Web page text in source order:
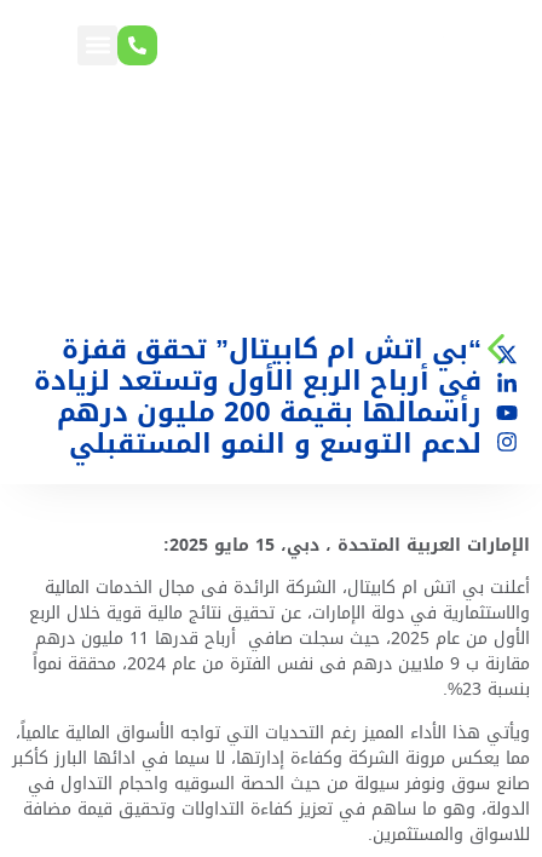
“بي اتش ام كابيتال” تحقق قفزة
في أرباح الربع الأول وتستعد لزيادة
رأسمالها بقيمة 200 مليون درهم
لدعم التوسع و النمو المستقبلي
الإمارات العربية المتحدة ، دبي، مايو
أعلنت بي اتش ام كابيتال، الشركة الرائدة فى مجال الخدمات المالية
والاستثمارية في دولة الإمارات، عن تحقيق نتائج مالية قوية خلال الربع
الأول من عام ، حيث سجلت صافي أرباح قدرها مليون درهم
مقارنة ب ملايين درهم فى نفس الفترة من عام ، محققة نمواً
بنسبة
ويأتي هذا الأداء المميز رغم التحديات التي تواجه الأسواق المالية عالمياً،
مما يعكس مرونة الشركة وكفاءة إدارتها، لا سيما في ادائها البارز كأكبر
صانع سوق ونوفر سيولة من حيث الحصة السوقيه واحجام التداول في
الدولة، وهو ما ساهم في تعزيز كفاءة التداولات وتحقيق قيمة مضافة
للاسواق والمستثمرين.